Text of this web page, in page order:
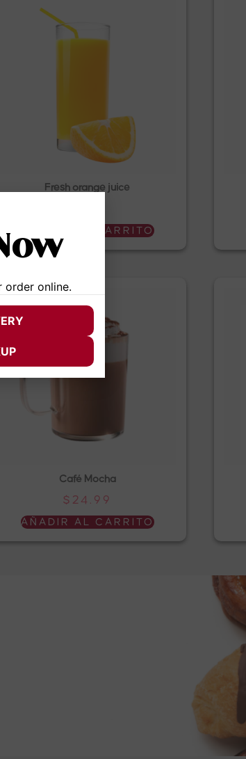
Fresh orange juice
AÑADIR AL CARRITO
Café Mocha
$ 24.99
AÑADIR AL CARRITO
order online.